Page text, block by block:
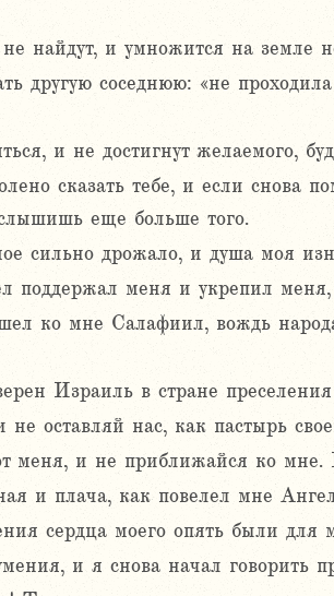
найдут, и умножится на земле
другую соседнюю: «не
и не достигнут желаемого,
сказать тебе, и если снова
еще больше того.
сильно дрожало, и душа моя
меня и укрепил меня,
ко мне Салафиил, вождь
Израиль в стране преселения
оставляй нас, как пастырь
меня, и не приближайся ко
и плача, как повелел мне
сердца моего опять были для
и я снова начал говорить